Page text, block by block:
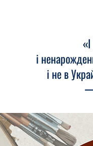
і
і не в